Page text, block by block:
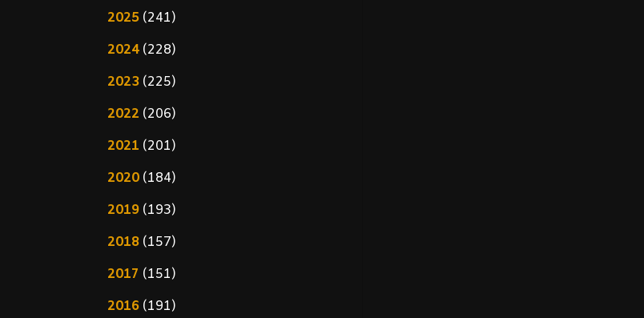
2025 (241)
2024 (228)
2023 (225)
2022 (206)
2021 (201)
2020 (184)
2019 (193)
2018 (157)
2017 (151)
2016 (191)